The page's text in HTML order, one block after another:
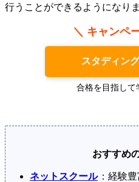
行うことができるようになりま
＼ キャンペ
スタディン
合格を目指して
おすすめ
ネットスクール ：経験